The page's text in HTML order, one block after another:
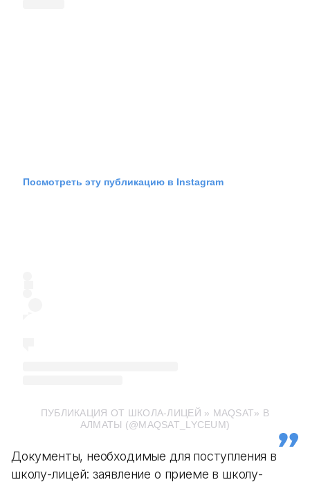
Посмотреть эту публикацию в Instagram
ПУБЛИКАЦИЯ ОТ ШКОЛА-ЛИЦЕЙ » MAQSAT» В
АЛМАТЫ (@MAQSAT_LYCEUM)
Документы, необходимые для поступления в
школу-лицей: заявление о приеме в школу-